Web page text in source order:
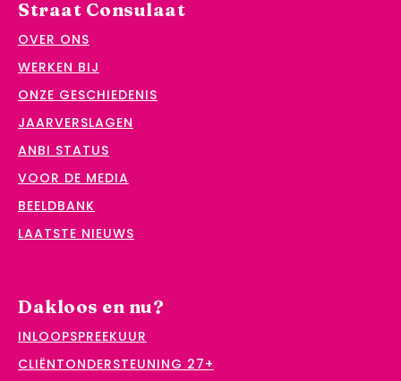
Straat Consulaat
OVER ONS
WERKEN BIJ
ONZE GESCHIEDENIS
JAARVERSLAGEN
ANBI STATUS
VOOR DE MEDIA
BEELDBANK
LAATSTE NIEUWS
Dakloos en nu?
INLOOPSPREEKUUR
CLIËNTONDERSTEUNING 27+